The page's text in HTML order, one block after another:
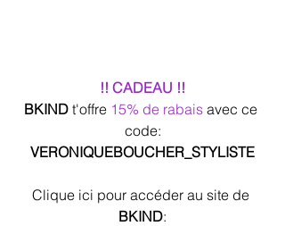
!! CADEAU !!
BKIND t'offre 15% de rabais avec ce
code:
VERONIQUEBOUCHER_STYLISTE
Clique ici pour accéder au site de
BKIND: